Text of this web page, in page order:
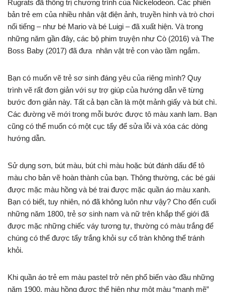
Rugrats đã thống trị chương trình của Nickelodeon. Các phiên
bản trẻ em của nhiều nhân vật điện ảnh, truyền hình và trò chơi
nổi tiếng – như bé Mario và bé Luigi – đã xuất hiện. Và trong
những năm gần đây, các bộ phim truyện như Cò (2016) và The
Boss Baby (2017) đã đưa nhân vật trẻ con vào tầm ngắm.
Bạn có muốn vẽ trẻ sơ sinh đáng yêu của riêng mình? Quy
trình vẽ rất đơn giản với sự trợ giúp của hướng dẫn vẽ từng
bước đơn giản này. Tất cả bạn cần là một mảnh giấy và bút chì.
Các đường vẽ mới trong mỗi bước được tô màu xanh lam. Bạn
cũng có thể muốn có một cục tẩy để sửa lỗi và xóa các dòng
hướng dẫn.
Sử dụng sơn, bút màu, bút chì màu hoặc bút đánh dấu để tô
màu cho bản vẽ hoàn thành của bạn. Thông thường, các bé gái
được mặc màu hồng và bé trai được mặc quần áo màu xanh.
Bạn có biết, tuy nhiên, nó đã không luôn như vậy? Cho đến cuối
những năm 1800, trẻ sơ sinh nam và nữ trên khắp thế giới đã
được mặc những chiếc váy tương tự, thường có màu trắng để
chúng có thể được tẩy trắng khỏi sự cố tràn không thể tránh
khỏi.
Khi quần áo trẻ em màu pastel trở nên phổ biến vào đầu những
năm 1900, màu hồng được thể hiện như một màu “mạnh mẽ”